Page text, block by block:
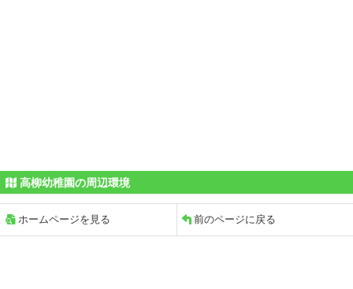
高柳幼稚園の周辺環境
ホームページを見る 前のページに戻る